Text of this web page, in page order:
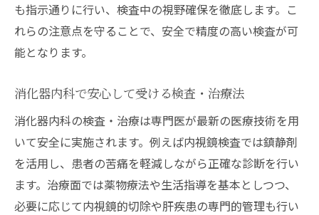
も指示通りに行い、検査中の視野確保を徹底します。こ
れらの注意点を守ることで、安全で精度の高い検査が可
能となります。
消化器内科で安心して受ける検査・治療法
消化器内科の検査・治療は専門医が最新の医療技術を用
いて安全に実施されます。例えば内視鏡検査では鎮静剤
を活用し、患者の苦痛を軽減しながら正確な診断を行い
ます。治療面では薬物療法や生活指導を基本としつつ、
必要に応じて内視鏡的切除や肝疾患の専門的管理も行い